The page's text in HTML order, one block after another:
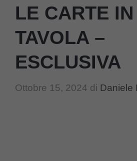
LE CARTE IN
TAVOLA –
ESCLUSIVA
Ottobre 15, 2024 di Daniele